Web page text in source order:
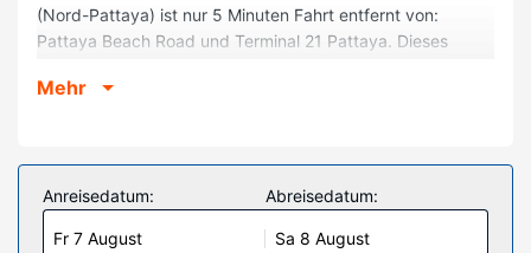
(Nord-Pattaya) ist nur 5 Minuten Fahrt entfernt von:
Pattaya Beach Road und Terminal 21 Pattaya. Dieses
5,7 km von Walking Street entfernt.
Buche einen Aufenthalt in einem der 555 Zimmer mit
Smart-TV. Die Zimmer haben eigene möblierte Balkone. Ein
WLAN-Internetzugang (kostenlos) ist ebenso verfügbar
wie Satellitenempfang. Es gibt eigene Badezimmer, die
Mehr
Anreisedatum:
Fr 7 August
Abreisedatum:
Sa 8 August